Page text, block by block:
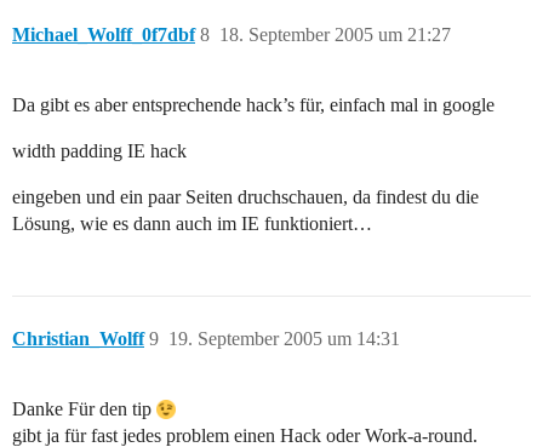
Michael_Wolff_0f7dbf 18. September 2005 um 21:27
8
Da gibt es aber entsprechende hack’s für, einfach mal in google
width padding IE hack
eingeben und ein paar Seiten druchschauen, da findest du die
Lösung, wie es dann auch im IE funktioniert…
Christian_Wolff 19. September 2005 um 14:31
9
Danke Für den tip
gibt ja für fast jedes problem einen Hack oder Work-a-round.